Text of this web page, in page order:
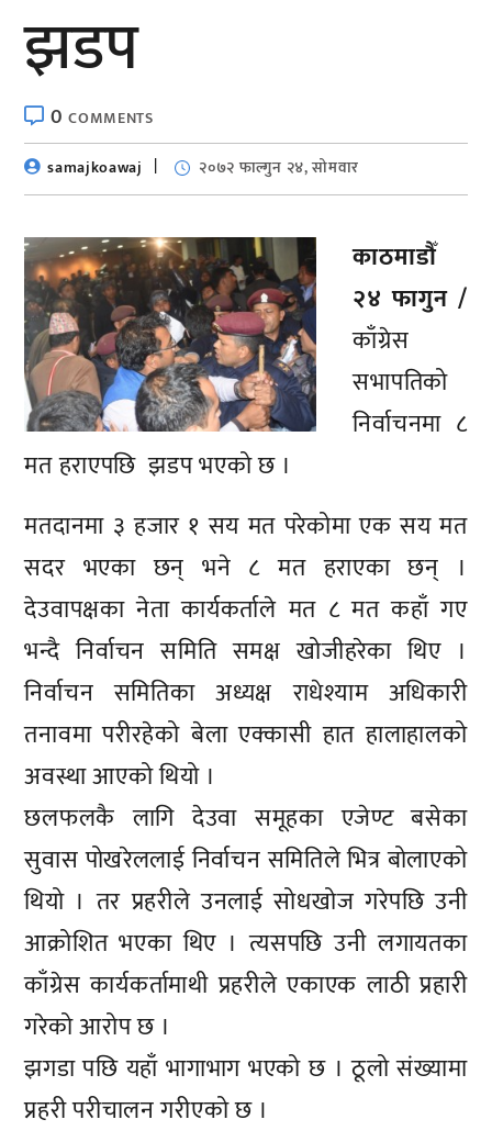
झडप
0COMMENTS
samajkoawaj
२०७२ फाल्गुन २४, सोमवार
काठमाडौँ
२४ फागुन /
काँग्रेस
सभापतिको
निर्वाचनमा ८
मत हराएपछि झडप भएको छ ।
मतदानमा ३ हजार १ सय मत परेकोमा एक सय मत
सदर भएका छन् भने ८ मत हराएका छन् ।
देउवापक्षका नेता कार्यकर्ताले मत ८ मत कहाँ गए
भन्दै निर्वाचन समिति समक्ष खोजीहरेका थिए ।
निर्वाचन समितिका अध्यक्ष राधेश्याम अधिकारी
तनावमा परीरहेको बेला एक्कासी हात हालाहालको
अवस्था आएको थियो ।
छलफलकै लागि देउवा समूहका एजेण्ट बसेका
सुवास पोखरेललाई निर्वाचन समितिले भित्र बोलाएको
थियो । तर प्रहरीले उनलाई सोधखोज गरेपछि उनी
आक्रोशित भएका थिए । त्यसपछि उनी लगायतका
काँग्रेस कार्यकर्तामाथी प्रहरीले एकाएक लाठी प्रहारी
गरेको आरोप छ ।
झगडा पछि यहाँ भागाभाग भएको छ । ठूलो संख्यामा
प्रहरी परीचालन गरीएको छ ।